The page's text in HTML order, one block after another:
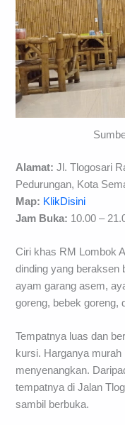
Alamat: Jl. Tlogosari
Pedurungan, Kota
Map: KlikDisini
Jam Buka: 10.00 –
Ciri khas RM Lombok
dinding yang beraksen
ayam garang asem,
goreng, bebek goreng,
Tempatnya luas dan
kursi. Harganya
menyenangkan.
tempatnya di Jalan
sambil berbuka.